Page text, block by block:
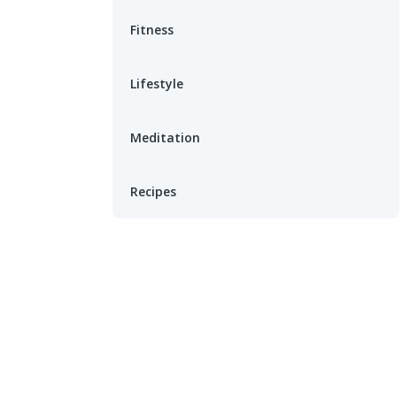
Fitness
Lifestyle
Meditation
Recipes